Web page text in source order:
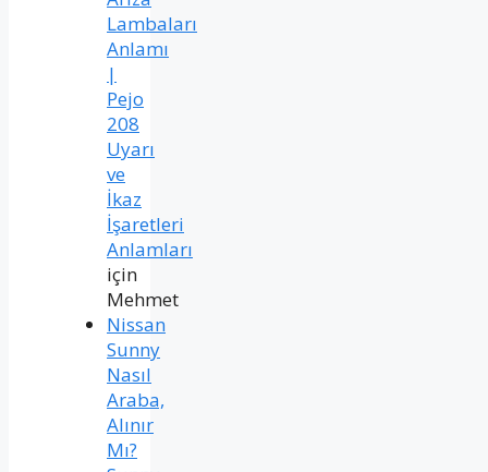
Lambaları
Anlamı
|
Pejo
208
Uyarı
ve
İkaz
İşaretleri
Anlamları
için
Mehmet
Nissan
Sunny
Nasıl
Araba,
Alınır
Mı?